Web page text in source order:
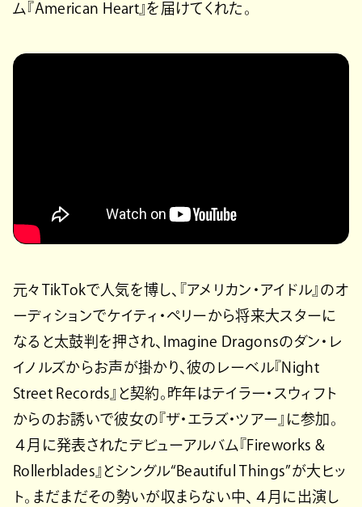
ム『American Heart』を届けてくれた。
元々TikTokで人気を博し、『アメリカン・アイドル』のオ
ーディションでケイティ・ペリーから将来大スターに
なると太鼓判を押され、Imagine Dragonsのダン・レ
イノルズからお声が掛かり、彼のレーベル『Night
Street Records』と契約。昨年はテイラー・スウィフト
からのお誘いで彼女の『ザ・エラズ・ツアー』に参加。
４月に発表されたデビューアルバム『Fireworks &
Rollerblades』とシングル“Beautiful Things”が大ヒッ
ト。まだまだその勢いが収まらない中、４月に出演し